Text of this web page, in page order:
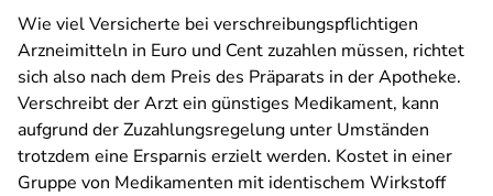
Wie viel Versicherte bei verschreibungspflichtigen
Arzneimitteln in Euro und Cent zuzahlen müssen, richtet
sich also nach dem Preis des Präparats in der Apotheke.
Verschreibt der Arzt ein günstiges Medikament, kann
aufgrund der Zuzahlungsregelung unter Umständen
trotzdem eine Ersparnis erzielt werden. Kostet in einer
Gruppe von Medikamenten mit identischem Wirkstoff